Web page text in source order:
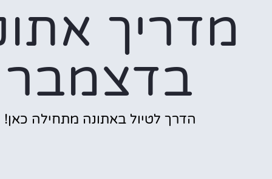
מדריך
בדצמבר
הדרך לטיול באתונה מתחילה כאן!